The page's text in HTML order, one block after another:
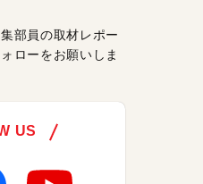
部員の取材レポー
ローをお願いしま
US